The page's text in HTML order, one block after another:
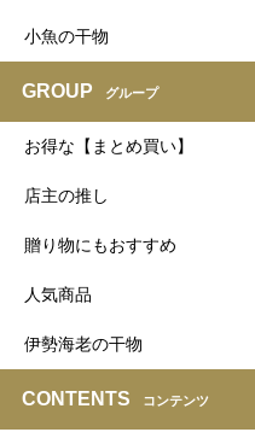
小魚の干物
GROUP グループ
お得な【まとめ買い】
店主の推し
贈り物にもおすすめ
人気商品
伊勢海老の干物
CONTENTS コンテンツ